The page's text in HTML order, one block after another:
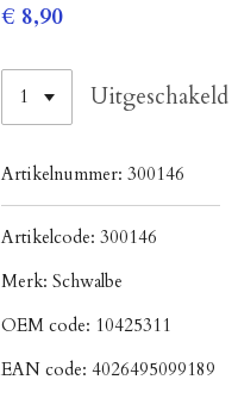
€ 8,90
Uitgeschakeld
Artikelnummer: 300146
Artikelcode: 300146
Merk: Schwalbe
OEM code: 10425311
EAN code: 4026495099189